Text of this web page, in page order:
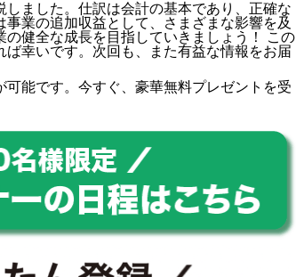
ました。仕訳は会計の基本であり、正確な
業の追加収益として、さまざまな影響を及
健全な成長を目指していきましょう！ この
幸いです。次回も、また有益な情報をお届
可能です。今すぐ、豪華無料プレゼントを受